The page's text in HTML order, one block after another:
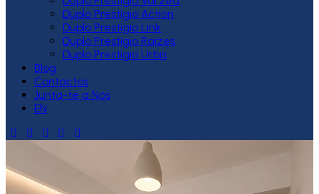
Duplo Prestígio Action
Duplo Prestígio Link
Duplo Prestígio Raízes
Duplo Prestígio Urbis
Blog
Contactos
Junta-te a Nós
EN